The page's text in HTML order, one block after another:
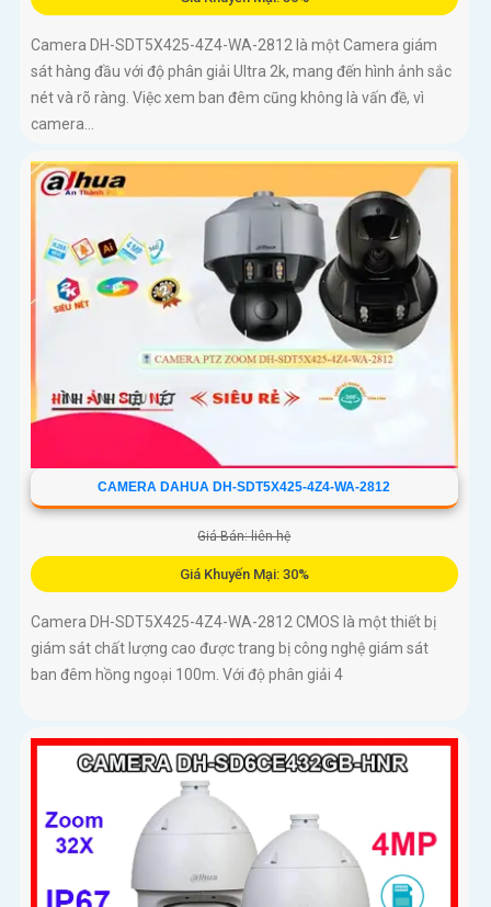
Camera DH-SDT5X425-4Z4-WA-2812 là một Camera giám
sát hàng đầu với độ phân giải Ultra 2k, mang đến hình ảnh sắc
nét và rõ ràng. Việc xem ban đêm cũng không là vấn đề, vì
camera...
CAMERA DAHUA DH-SDT5X425-4Z4-WA-2812
Giá Bán: liên hệ
Giá Khuyến Mại: 30%
Camera DH-SDT5X425-4Z4-WA-2812 CMOS là một thiết bị
giám sát chất lượng cao được trang bị công nghệ giám sát
ban đêm hồng ngoại 100m. Với độ phân giải 4